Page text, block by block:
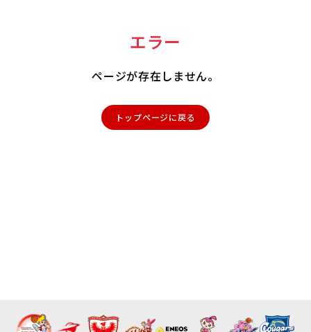
エラー
ページが存在しません。
トップページに戻る